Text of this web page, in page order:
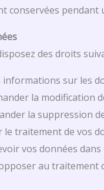
conservées pendant
des droits
informations sur les
la modification
la suppression
le traitement de vos
vos données
au traitement